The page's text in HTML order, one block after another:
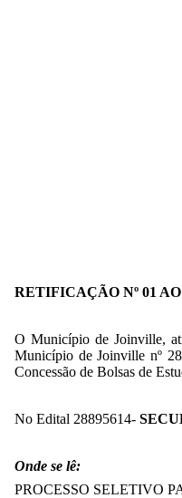
RETIFICAÇÃO Nº 01
O Município de Joinville,
Município de Joinville nº
Concessão de Bolsas de
No Edital 28895614-
Onde se lê:
PROCESSO SELETIVO